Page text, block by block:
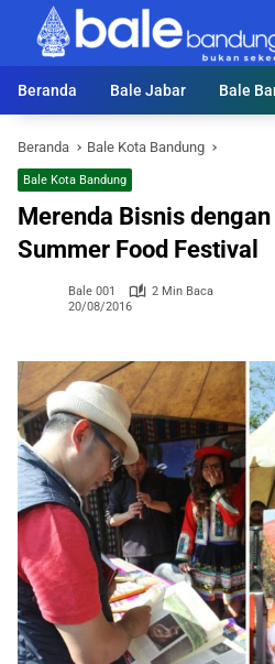
Langsung
konten
Beranda
Bale Jabar Bale
Beranda Bale Kota Bandung
Bale Kota Bandung
Merenda Bisnis
Summer Food Festival
Bale 001
2 Min Baca
20/08/2016